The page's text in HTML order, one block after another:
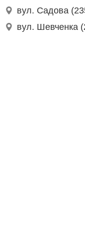
вул. Садова
вул. Шевченка